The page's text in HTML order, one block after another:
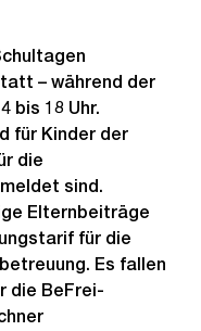
– während der
bis 18 Uhr.
für Kinder der
die
sind.
Elternbeiträge
für die
Es fallen
die BeFrei-